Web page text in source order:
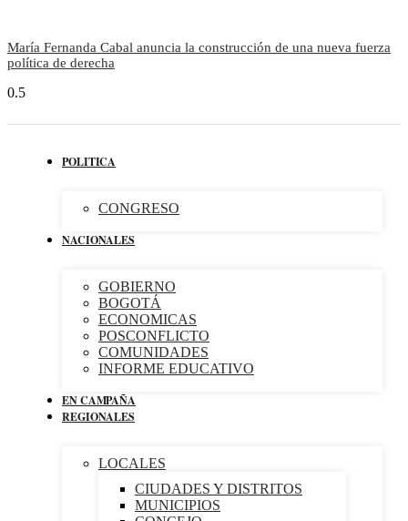
María Fernanda Cabal anuncia la construcción de una nueva fuerza
política de derecha
POLITICA
CONGRESO
NACIONALES
GOBIERNO
BOGOTÁ
ECONOMICAS
POSCONFLICTO
COMUNIDADES
INFORME EDUCATIVO
EN CAMPAÑA
REGIONALES
LOCALES
CIUDADES Y DISTRITOS
MUNICIPIOS